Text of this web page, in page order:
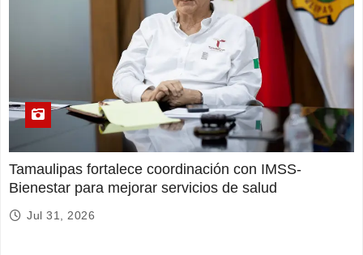
Tamaulipas fortalece coordinación con IMSS-
Bienestar para mejorar servicios de salud
Jul 31, 2026